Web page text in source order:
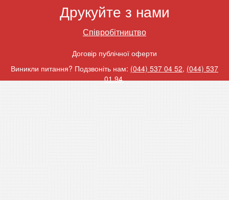
Друкуйте з нами
Співробітництво
Договір публічної оферти
Виникли питання? Подзвоніть нам: (044) 537 04 52, (044) 537
01 94.